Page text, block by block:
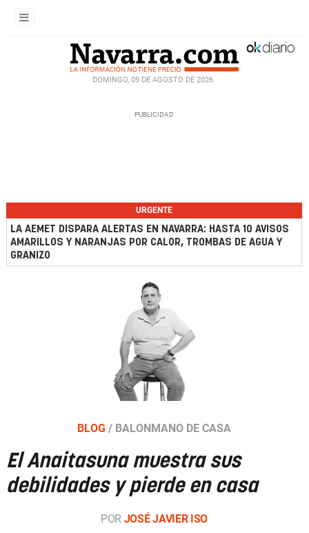
DOMINGO, 09 DE AGOSTO DE 2026
URGENTE
LA AEMET DISPARA ALERTAS EN NAVARRA: HASTA 10 AVISOS
AMARILLOS Y NARANJAS POR CALOR, TROMBAS DE AGUA Y
GRANIZO
BLOG / BALONMANO DE CASA
El Anaitasuna muestra sus
debilidades y pierde en casa
POR JOSÉ JAVIER ISO